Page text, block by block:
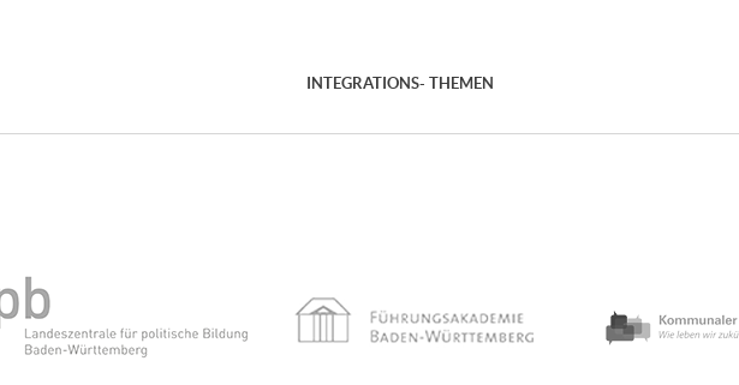
INTEGRATIONS- THEMEN